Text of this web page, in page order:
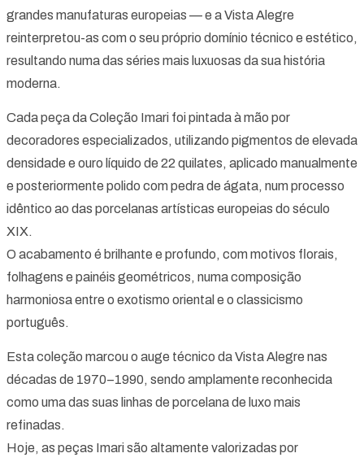
grandes manufaturas europeias — e a Vista Alegre
reinterpretou-as com o seu próprio domínio técnico e estético,
resultando numa das séries mais luxuosas da sua história
moderna.
Cada peça da Coleção Imari foi pintada à mão por
decoradores especializados, utilizando pigmentos de elevada
densidade e ouro líquido de 22 quilates, aplicado manualmente
e posteriormente polido com pedra de ágata, num processo
idêntico ao das porcelanas artísticas europeias do século
XIX.
O acabamento é brilhante e profundo, com motivos florais,
folhagens e painéis geométricos, numa composição
harmoniosa entre o exotismo oriental e o classicismo
português.
Esta coleção marcou o auge técnico da Vista Alegre nas
décadas de 1970–1990, sendo amplamente reconhecida
como uma das suas linhas de porcelana de luxo mais
refinadas.
Hoje, as peças Imari são altamente valorizadas por